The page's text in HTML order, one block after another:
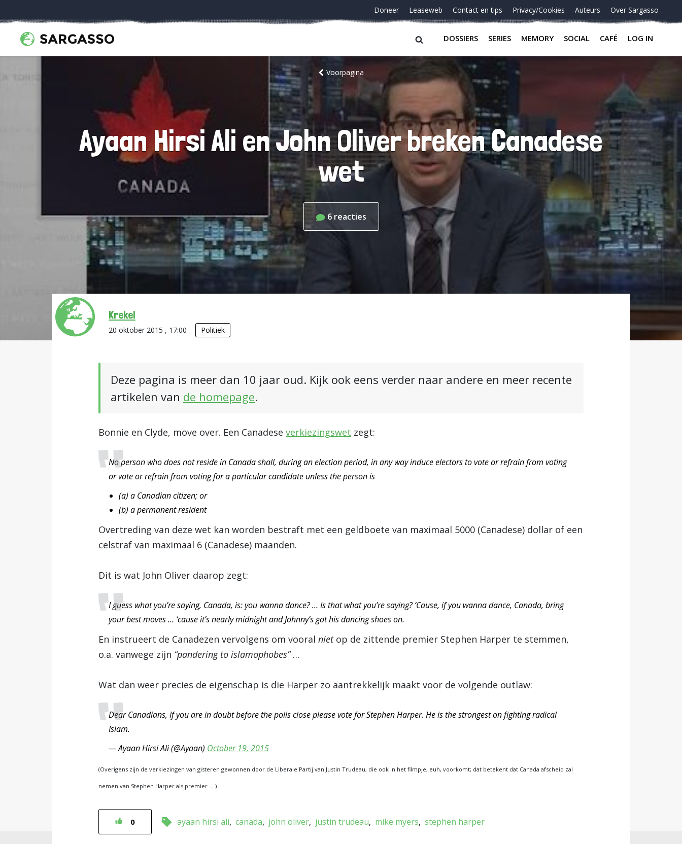
Doneer Leaseweb Contact en tips Privacy/Cookies Auteurs Over Sargasso
DOSSIERS SERIES MEMORY SOCIAL CAFÉ LOG IN
Voorpagina
Ayaan Hirsi Ali en John Oliver breken Canadese
wet
6 reacties
Krekel
20 oktober 2015 , 17:00 Politiek
Deze pagina is meer dan 10 jaar oud. Kijk ook eens verder naar andere en meer recente
artikelen van de homepage.
Bonnie en Clyde, move over. Een Canadese verkiezingswet zegt:
No person who does not reside in Canada shall, during an election period, in any way induce electors to vote or refrain from voting
or vote or refrain from voting for a particular candidate unless the person is
(a) a Canadian citizen; or
(b) a permanent resident
Overtreding van deze wet kan worden bestraft met een geldboete van maximaal 5000 (Canadese) dollar of een
celstraf van maximaal 6 (Canadese) maanden.
Dit is wat John Oliver daarop zegt:
I guess what you’re saying, Canada, is: you wanna dance? … Is that what you’re saying? ‘Cause, if you wanna dance, Canada, bring
your best moves … ‘cause it’s nearly midnight and Johnny’s got his dancing shoes on.
En instrueert de Canadezen vervolgens om vooral nietop de zittende premier Stephen Harper te stemmen,
o.a. vanwege zijn “pandering to islamophobes”…
Wat dan weer precies de eigenschap is die Harper zo aantrekkelijk maakt voor de volgende outlaw:
Dear Canadians, If you are in doubt before the polls close please vote for Stephen Harper. He is the strongest on fighting radical
Islam.
— Ayaan Hirsi Ali (@Ayaan) October 19, 2015
(Overigens zijn de verkiezingen van gisteren gewonnen door de Liberale Partij van Justin Trudeau, die ook in het filmpje, euh, voorkomt; dat betekent dat Canada afscheid zal
nemen van Stephen Harper als premier … )
0 ayaan hirsi ali canada john oliver justin trudeau mike myers stephen harper